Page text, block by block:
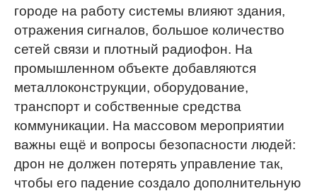
городе на работу системы влияют здания,
отражения сигналов, большое количество
сетей связи и плотный радиофон. На
промышленном объекте добавляются
металлоконструкции, оборудование,
транспорт и собственные средства
коммуникации. На массовом мероприятии
важны ещё и вопросы безопасности людей:
дрон не должен потерять управление так,
чтобы его падение создало дополнительную